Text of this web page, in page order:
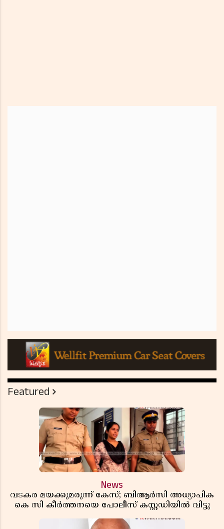
Featured
News
വടകര മയക്കുമരുന്ന് കേസ്; ബിആർസി അധ്യാപിക
കെ സി കീർത്തനയെ പോലീസ് കസ്റ്റഡിയിൽ വിട്ടു